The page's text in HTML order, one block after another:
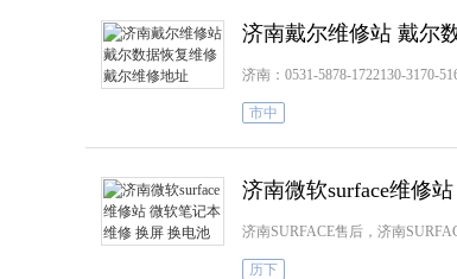
济南戴尔维修站 戴尔
济南：0531-5878-1722130-3170-
市中
济南微软surface维修
济南SURFACE售后，济南
历下